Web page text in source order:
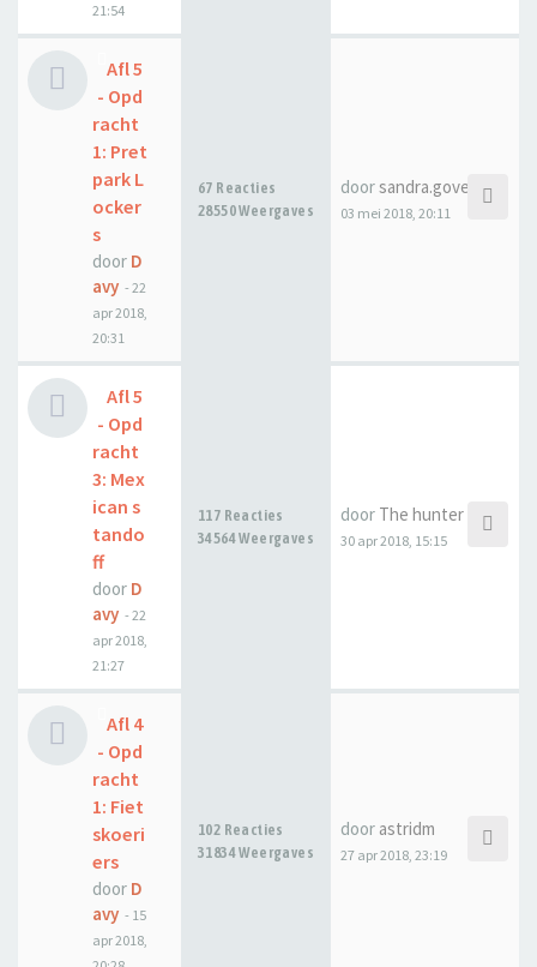
21:54
Afl 5
- Opd
racht
1: Pret
park L
ocker
s
door D
avy - 22
apr 2018,
20:31
67 Reacties
28550 Weergaves
doorsandra.govers
03 mei 2018, 20:11
Afl 5
- Opd
racht
3: Mex
ican s
tando
ff
door D
avy - 22
apr 2018,
21:27
117 Reacties
34564 Weergaves
door The hunter
30 apr 2018, 15:15
Afl 4
- Opd
racht
1: Fiet
skoeri
ers
door D
avy - 15
apr 2018,
102 Reacties
31834 Weergaves
door astridm
27 apr 2018, 23:19